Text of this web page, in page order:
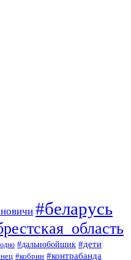
#беларусь
#дальнобойщик #дети
#кобрин #контрабанда